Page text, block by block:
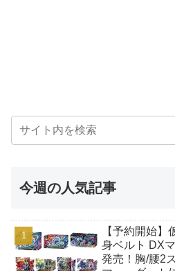
今週の人気記事
【予約開始
身ベルト DX
発売！胸/腰2